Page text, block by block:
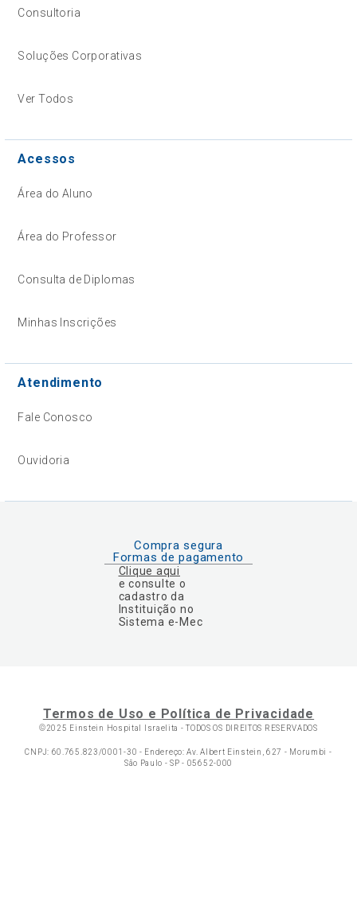
Consultoria
Soluções Corporativas
Ver Todos
Acessos
Área do Aluno
Área do Professor
Consulta de Diplomas
Minhas Inscrições
Atendimento
Fale Conosco
Ouvidoria
Compra segura
Formas de pagamento
Clique aqui
e consulte o
cadastro da
Instituição no
Sistema e-Mec
Termos de Uso e Política de Privacidade
©2025 Einstein Hospital Israelita -TODOS OS DIREITOS RESERVADOS
CNPJ: 60.765.823/0001-30 - Endereço: Av. Albert Einstein, 627 - Morumbi -
São Paulo - SP - 05652-000